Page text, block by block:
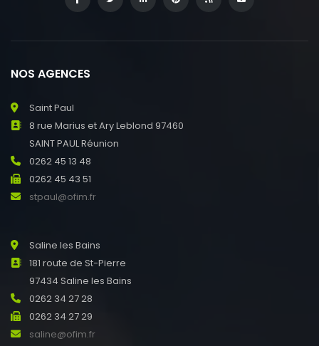
NOS AGENCES
Saint Paul
8 rue Marius et Ary Leblond 97460
SAINT PAUL Réunion
0262 45 13 48
0262 45 43 51
stpaul@ofim.fr
Saline les Bains
181 route de St-Pierre
97434 Saline les Bains
0262 34 27 28
0262 34 27 29
saline@ofim.fr